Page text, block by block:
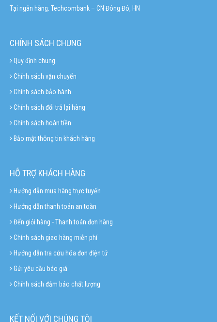
Tại ngân hàng: Techcombank – CN Đông Đô, HN
CHÍNH SÁCH CHUNG
Quy định chung
Chính sách vận chuyển
Chính sách bảo hành
Chính sách đổi trả lại hàng
Chính sách hoàn tiền
Bảo mật thông tin khách hàng
HỖ TRỢ KHÁCH HÀNG
Hướng dẫn mua hàng trực tuyến
Hướng dẫn thanh toán an toàn
Đến giỏi hàng - Thanh toán đơn hàng
Chính sách giao hàng miễn phí
Hướng dẫn tra cứu hóa đơn điện tử
Gửi yêu cầu báo giá
Chính sách đảm bảo chất lượng
KẾT NỐI VỚI CHÚNG TÔI